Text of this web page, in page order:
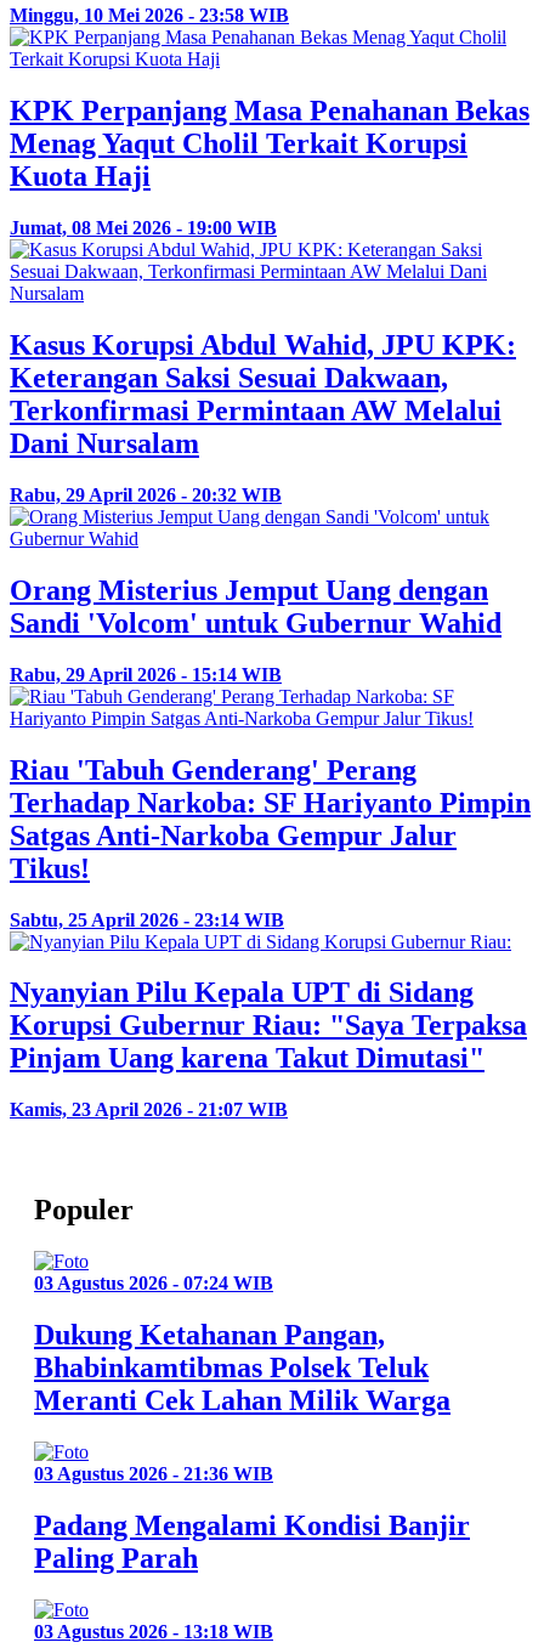
Minggu, 10 Mei 2026 - 23:58 WIB
KPK Perpanjang Masa Penahanan Bekas
Menag Yaqut Cholil Terkait Korupsi
Kuota Haji
Jumat, 08 Mei 2026 - 19:00 WIB
Kasus Korupsi Abdul Wahid, JPU KPK:
Keterangan Saksi Sesuai Dakwaan,
Terkonfirmasi Permintaan AW Melalui
Dani Nursalam
Rabu, 29 April 2026 - 20:32 WIB
Orang Misterius Jemput Uang dengan
Sandi 'Volcom' untuk Gubernur Wahid
Rabu, 29 April 2026 - 15:14 WIB
Riau 'Tabuh Genderang' Perang
Terhadap Narkoba: SF Hariyanto Pimpin
Satgas Anti-Narkoba Gempur Jalur
Tikus!
Sabtu, 25 April 2026 - 23:14 WIB
Nyanyian Pilu Kepala UPT di Sidang
Korupsi Gubernur Riau: "Saya Terpaksa
Pinjam Uang karena Takut Dimutasi"
Kamis, 23 April 2026 - 21:07 WIB
Populer
03 Agustus 2026 - 07:24 WIB
Dukung Ketahanan Pangan,
Bhabinkamtibmas Polsek Teluk
Meranti Cek Lahan Milik Warga
03 Agustus 2026 - 21:36 WIB
Padang Mengalami Kondisi Banjir
Paling Parah
03 Agustus 2026 - 13:18 WIB